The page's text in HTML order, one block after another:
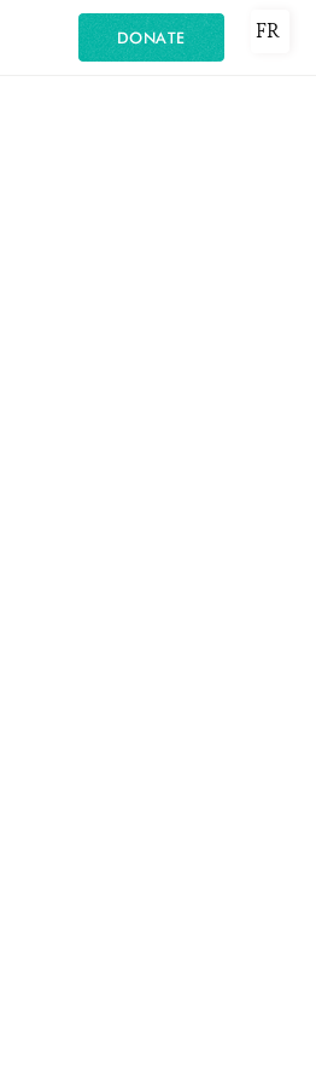
DONATE FR